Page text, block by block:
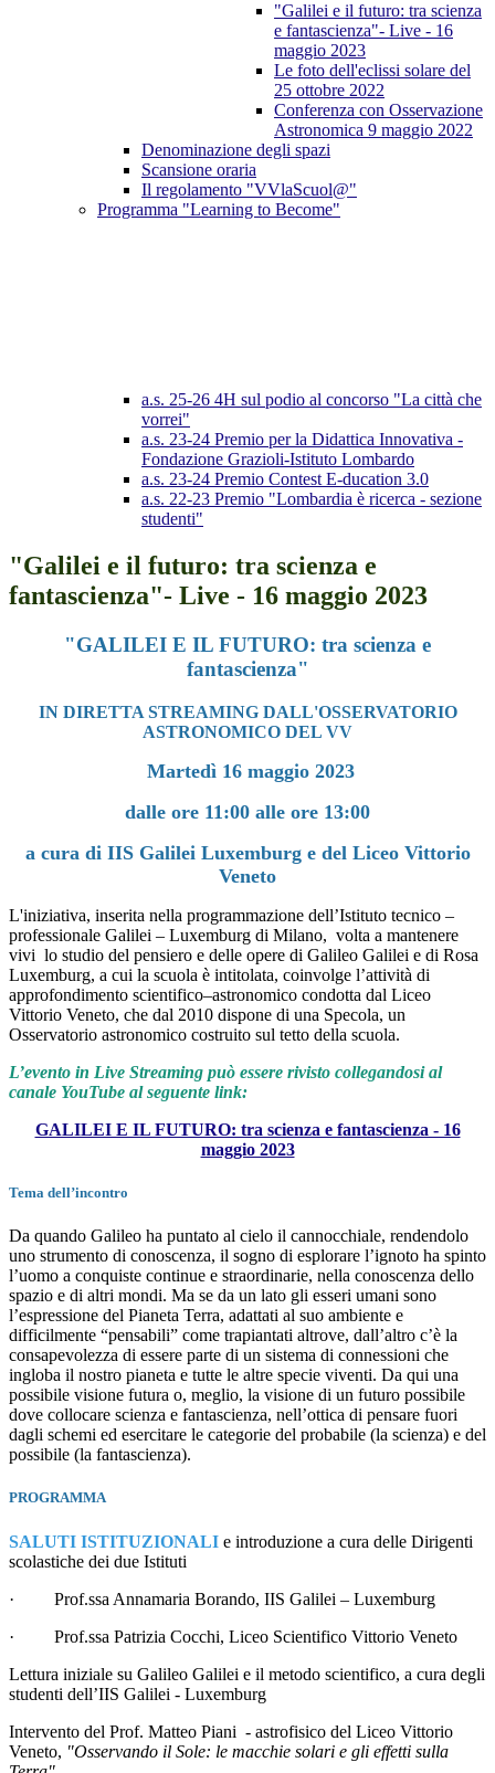
"Galilei e il futuro: tra scienza
e fantascienza"- Live - 16
maggio 2023
Le foto dell'eclissi solare del
25 ottobre 2022
Conferenza con Osservazione
Astronomica 9 maggio 2022
Denominazione degli spazi
Scansione oraria
Il regolamento "VVlaScuol@"
Programma "Learning to Become"
a.s. 25-26 4H sul podio al concorso "La città che
vorrei"
a.s. 23-24 Premio per la Didattica Innovativa -
Fondazione Grazioli-Istituto Lombardo
a.s. 23-24 Premio Contest E-ducation 3.0
a.s. 22-23 Premio "Lombardia è ricerca - sezione
studenti"
"Galilei e il futuro: tra scienza e
fantascienza"- Live - 16 maggio 2023
"GALILEI E IL FUTURO: tra scienza e
fantascienza"
IN DIRETTA STREAMING DALL'OSSERVATORIO
ASTRONOMICO DEL VV
Martedì 16 maggio 2023
dalle ore 11:00 alle ore 13:00
a cura di IIS Galilei Luxemburg e del Liceo Vittorio
Veneto
L'iniziativa, inserita nella programmazione dell’Istituto tecnico –
professionale Galilei – Luxemburg di Milano, volta a mantenere
vivi lo studio del pensiero e delle opere di Galileo Galilei e di Rosa
Luxemburg, a cui la scuola è intitolata, coinvolge l’attività di
approfondimento scientifico–astronomico condotta dal Liceo
Vittorio Veneto, che dal 2010 dispone di una Specola, un
Osservatorio astronomico costruito sul tetto della scuola.
L’evento in Live Streaming può essere rivisto collegandosi al
canale YouTube al seguente link:
GALILEI E IL FUTURO: tra scienza e fantascienza - 16
maggio 2023
Tema dell’incontro
Da quando Galileo ha puntato al cielo il cannocchiale, rendendolo
uno strumento di conoscenza, il sogno di esplorare l’ignoto ha spinto
l’uomo a conquiste continue e straordinarie, nella conoscenza dello
spazio e di altri mondi. Ma se da un lato gli esseri umani sono
l’espressione del Pianeta Terra, adattati al suo ambiente e
difficilmente “pensabili” come trapiantati altrove, dall’altro c’è la
consapevolezza di essere parte di un sistema di connessioni che
ingloba il nostro pianeta e tutte le altre specie viventi. Da qui una
possibile visione futura o, meglio, la visione di un futuro possibile
dove collocare scienza e fantascienza, nell’ottica di pensare fuori
dagli schemi ed esercitare le categorie del probabile (la scienza) e del
possibile (la fantascienza).
PROGRAMMA
SALUTI ISTITUZIONALI e introduzione a cura delle Dirigenti
scolastiche dei due Istituti
· Prof.ssa Annamaria Borando, IIS Galilei – Luxemburg
· Prof.ssa Patrizia Cocchi, Liceo Scientifico Vittorio Veneto
Lettura iniziale su Galileo Galilei e il metodo scientifico, a cura degli
studenti dell’IIS Galilei - Luxemburg
Intervento del Prof. Matteo Piani - astrofisico del Liceo Vittorio
Veneto, "Osservando il Sole: le macchie solari e gli effetti sulla